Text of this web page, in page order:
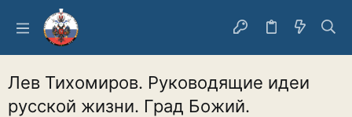
Лев Тихомиров. Руководящие идеи
русской жизни. Град Божий.